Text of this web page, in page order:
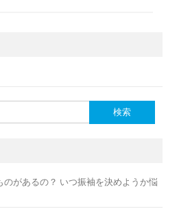
があるの？ いつ振袖を決めようか悩